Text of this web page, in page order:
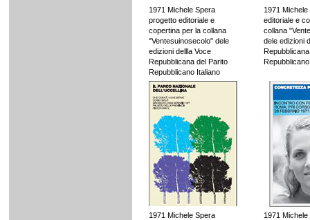
1971 Michele Spera
progetto editoriale e
copertina per la collana
"Ventesuinosecolo" dele
edizioni dellla Voce
Repubblicana del Parito
Repubblicano Italiano
1971
editoriale e
collana
dele edizioni
1971 Michele Spera
1971 Michele